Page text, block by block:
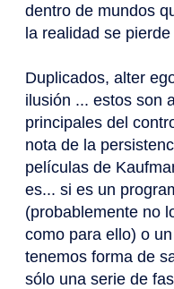
dentro de mundos
la realidad se
Duplicados, alter
ilusión ... estos son
principales del
nota de la
películas de
es... si es un
(probablemente no
como para ello) o
tenemos forma de
sólo una serie de